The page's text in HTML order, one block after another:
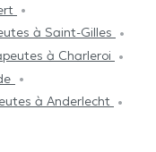
à Saint-Gilles
à Charleroi
à Anderlecht